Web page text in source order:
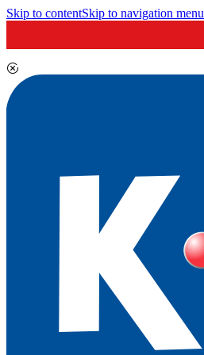
Skip to contentSkip to navigation menu